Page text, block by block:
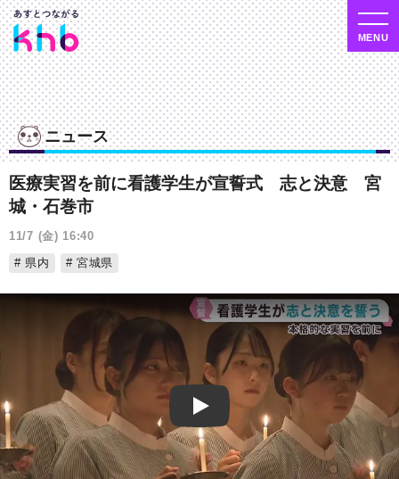
ニュース
医療実習を前に看護学生が宣誓式 志と決意 宮
城・石巻市
11/7 (金) 16:40
県内
宮城県
Play